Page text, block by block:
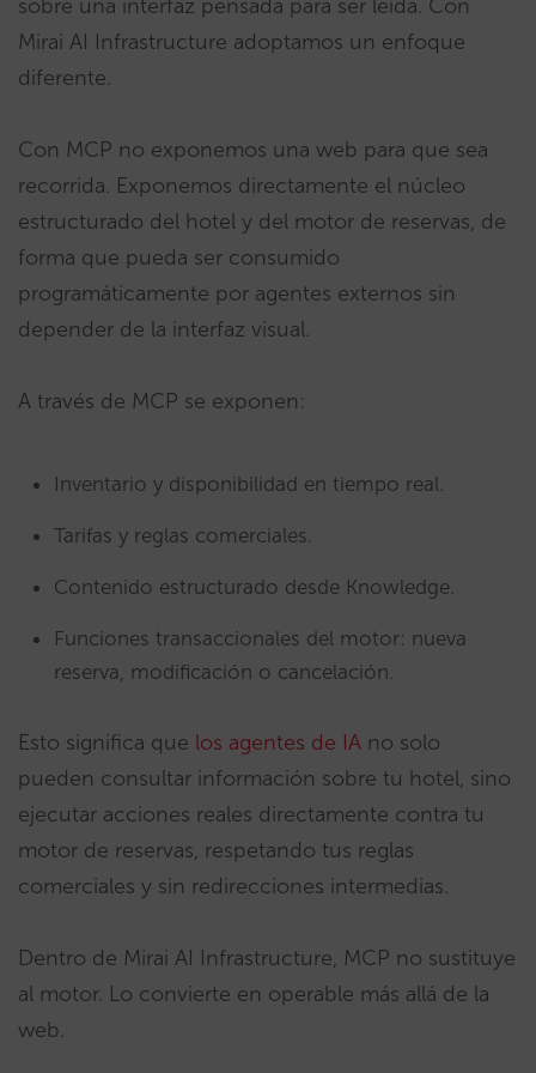
sobre una interfaz pensada para ser leída. Con
Mirai AI Infrastructure adoptamos un enfoque
diferente.
Con MCP no exponemos una web para que sea
recorrida. Exponemos directamente el núcleo
estructurado del hotel y del motor de reservas, de
forma que pueda ser consumido
programáticamente por agentes externos sin
depender de la interfaz visual.
A través de MCP se exponen:
Inventario y disponibilidad en tiempo real.
Tarifas y reglas comerciales.
Contenido estructurado desde Knowledge.
Funciones transaccionales del motor: nueva
reserva, modificación o cancelación.
Esto significa que los agentes de IA no solo
pueden consultar información sobre tu hotel, sino
ejecutar acciones reales directamente contra tu
motor de reservas, respetando tus reglas
comerciales y sin redirecciones intermedias.
Dentro de Mirai AI Infrastructure, MCP no sustituye
al motor. Lo convierte en operable más allá de la
web.